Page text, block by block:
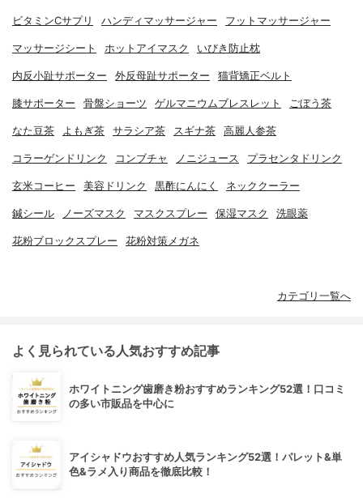
ビタミンCサプリ ハンディマッサージャー フットマッサージャー
マッサージシート ホットアイマスク いびき防止枕
内反小趾サポーター 外反母趾サポーター 猫背矯正ベルト
膝サポーター 骨盤ショーツ ゲルマニウムブレスレット ごぼう茶
なた豆茶 よもぎ茶 サラシア茶 スギナ茶 高麗人参茶
コラーゲンドリンク コンブチャ ノニジュース プラセンタドリンク
玄米コーヒー 美容ドリンク 黒酢にんにく ネッククーラー
鍼シール ノーズマスク マスクスプレー 保湿マスク 洗眼薬
花粉ブロックスプレー 花粉対策メガネ
カテゴリ一覧へ
よく見られている人気おすすめ記事
ホワイトニング歯磨き粉おすすめランキング52選！口コミ
の多い市販品を中心に
アイシャドウおすすめ人気ランキング52選！パレット&単
色&ラメ入り商品を徹底比較！